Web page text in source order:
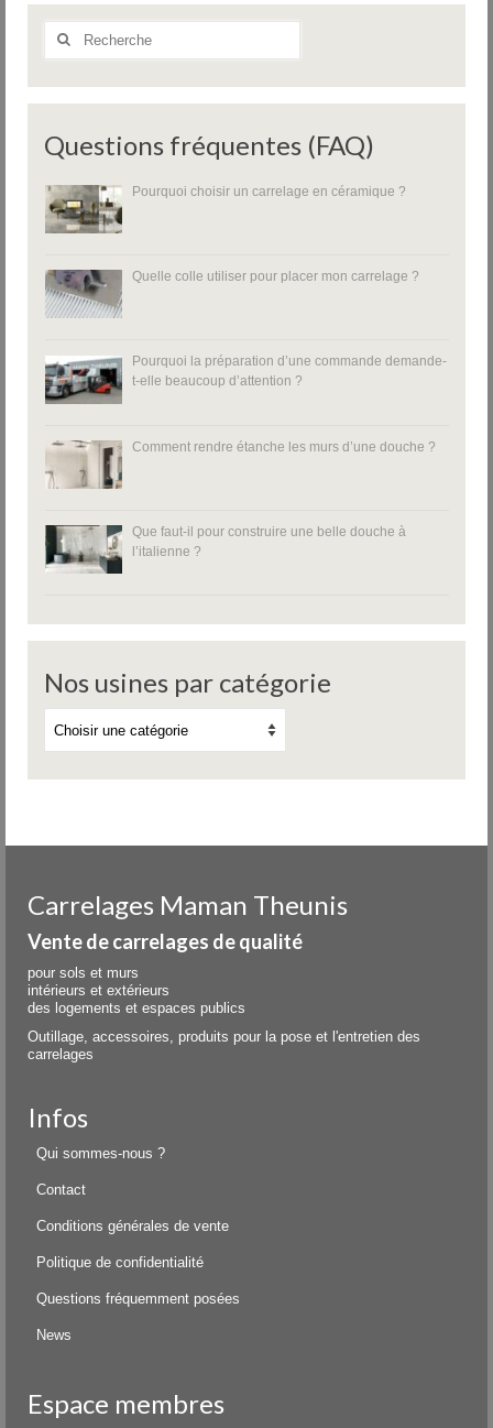
Rechercher
Questions fréquentes (FAQ)
Pourquoi choisir un carrelage en céramique ?
Quelle colle utiliser pour placer mon carrelage ?
Pourquoi la préparation d’une commande demande-
t-elle beaucoup d’attention ?
Comment rendre étanche les murs d’une douche ?
Que faut-il pour construire une belle douche à
l’italienne ?
Nos usines par catégorie
Carrelages Maman Theunis
Vente de carrelages de qualité
pour sols et murs
intérieurs et extérieurs
des logements et espaces publics
Outillage, accessoires, produits pour la pose et l'entretien des
carrelages
Infos
Qui sommes-nous ?
Contact
Conditions générales de vente
Politique de confidentialité
Questions fréquemment posées
News
Espace membres